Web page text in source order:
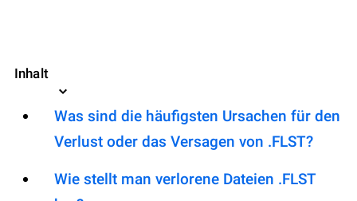
Inhalt
Was sind die häufigsten Ursachen für den
Verlust oder das Versagen von .FLST?
Wie stellt man verlorene Dateien .FLST